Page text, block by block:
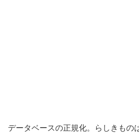
データベースの正規化。らしきもの